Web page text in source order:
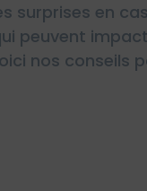
surprises en
peuvent
nos conseils